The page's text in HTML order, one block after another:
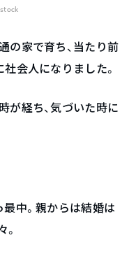
の家で育ち、当たり前
会人になりました。
が経ち、気づいた時に
中。親からは結婚は